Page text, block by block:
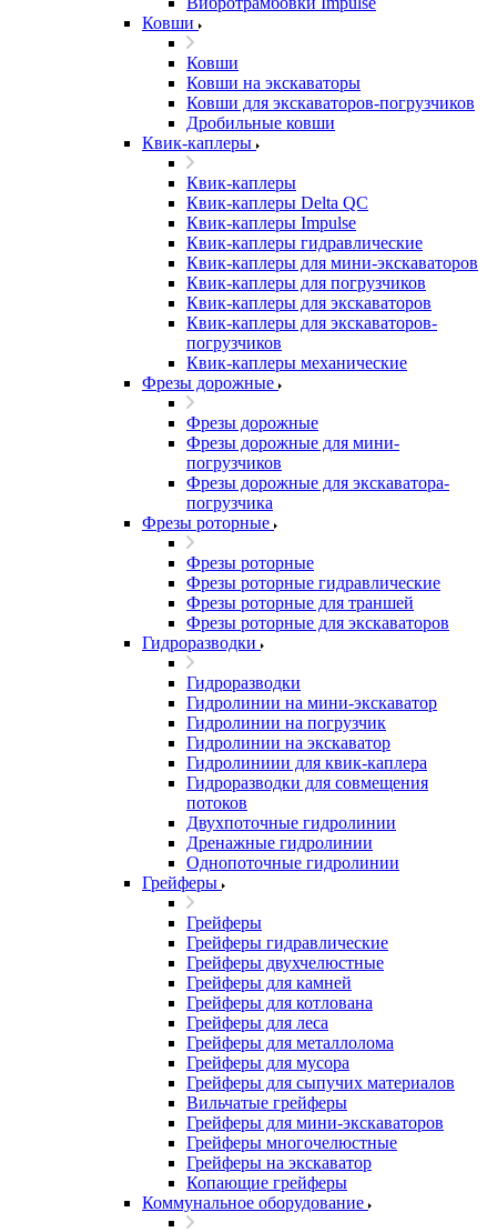
Ковши
Ковши
Ковши на экскаваторы
Ковши для экскаваторов-погрузчиков
Дробильные ковши
Квик-каплеры
Квик-каплеры
Квик-каплеры Delta QC
Квик-каплеры Impulse
Квик-каплеры гидравлические
Квик-каплеры для мини-экскаваторов
Квик-каплеры для погрузчиков
Квик-каплеры для экскаваторов
Квик-каплеры для экскаваторов-
погрузчиков
Квик-каплеры механические
Фрезы дорожные
Фрезы дорожные
Фрезы дорожные для мини-
погрузчиков
Фрезы дорожные для экскаватора-
погрузчика
Фрезы роторные
Фрезы роторные
Фрезы роторные гидравлические
Фрезы роторные для траншей
Фрезы роторные для экскаваторов
Гидроразводки
Гидроразводки
Гидролинии на мини-экскаватор
Гидролинии на погрузчик
Гидролинии на экскаватор
Гидролиниии для квик-каплера
Гидроразводки для совмещения
потоков
Двухпоточные гидролинии
Дренажные гидролинии
Однопоточные гидролинии
Грейферы
Грейферы
Грейферы гидравлические
Грейферы двухчелюстные
Грейферы для камней
Грейферы для котлована
Грейферы для леса
Грейферы для металлолома
Грейферы для мусора
Грейферы для сыпучих материалов
Вильчатые грейферы
Грейферы для мини-экскаваторов
Грейферы многочелюстные
Грейферы на экскаватор
Копающие грейферы
Коммунальное оборудование